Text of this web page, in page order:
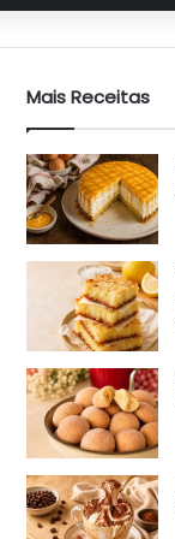
Mais Receitas